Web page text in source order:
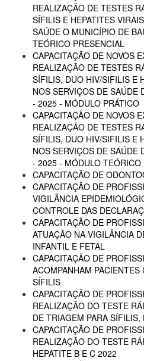
REALIZAÇÃO DE TESTES
SÍFILIS E HEPATITES
SAÚDE O MUNICÍPIO DE
TEÓRICO PRESENCIAL
CAPACITAÇÃO DE NOVOS
REALIZAÇÃO DE TESTES
SÍFILIS, DUO HIV/SIFILIS E
NOS SERVIÇOS DE SAÚDE
- 2025 - MÓDULO PRÁTICO
CAPACITAÇÃO DE NOVOS
REALIZAÇÃO DE TESTES
SÍFILIS, DUO HIV/SIFILIS E
NOS SERVIÇOS DE SAÚDE
- 2025 - MÓDULO TEÓRICO
CAPACITAÇÃO DE
CAPACITAÇÃO DE
VIGILÂNCIA
CONTROLE DAS
CAPACITAÇÃO DE
ATUAÇÃO NA VIGILÂNCIA
INFANTIL E FETAL
CAPACITAÇÃO DE
ACOMPANHAM
SÍFILIS
CAPACITAÇÃO DE
REALIZAÇÃO DO TESTE
DE TRIAGEM PARA
CAPACITAÇÃO DE
REALIZAÇÃO DO TESTE
HEPATITE B E C 2022